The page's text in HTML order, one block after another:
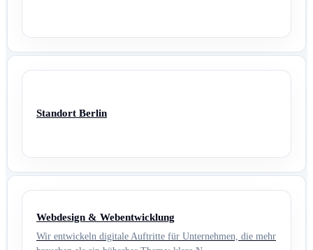
Standort Berlin
Webdesign & Webentwicklung
Wir entwickeln digitale Auftritte für Unternehmen, die mehr